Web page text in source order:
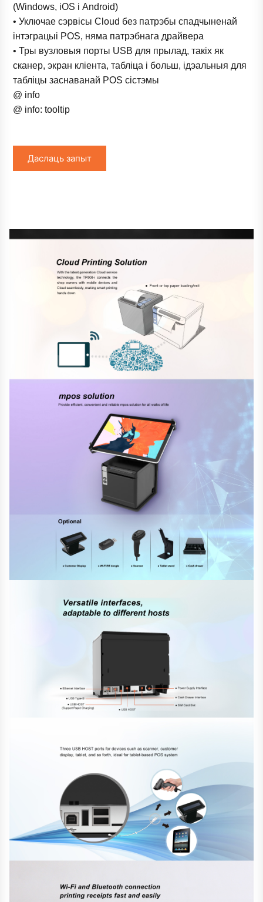
(Windows, iOS і Android)
• Уключае сэрвісы Cloud без патрэбы спадчыненай
інтэграцыі POS, няма патрэбнага драйвера
• Тры вузловыя порты USB для прылад, такіх як
сканер, экран кліента, табліца і больш, ідэальныя для
табліцы заснаванай POS сістэмы
@ info
@ info: tooltip
Даслаць запыт